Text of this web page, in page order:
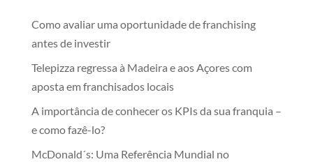
Como avaliar uma oportunidade de franchising
antes de investir
Telepizza regressa à Madeira e aos Açores com
aposta em franchisados locais
A importância de conhecer os KPIs da sua franquia –
e como fazê-lo?
McDonald´s: Uma Referência Mundial no